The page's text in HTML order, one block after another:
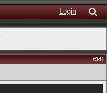
Login
#341